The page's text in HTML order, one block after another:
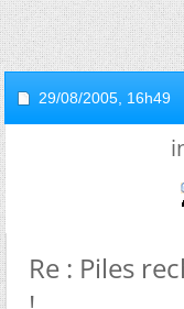
29/08/2005, 16h49
Re : Piles